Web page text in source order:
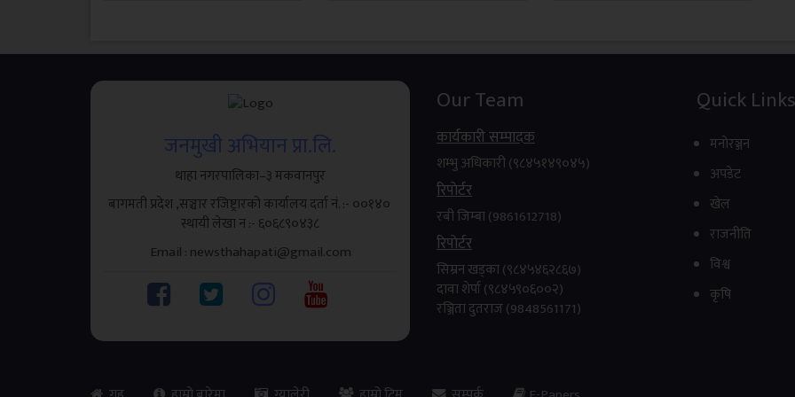
जनमुखी अभियान प्रा.लि.
थाहा नगरपालिका–३ मकवानपुर
बागमती प्रदेश ,सञ्चार रजिष्ट्रारको कार्यालय दर्ता नं. :- ००१४०
स्थायी लेखा न‌‍ :- ६०६८९०४३८
Email : newsthahapati@gmail.com
Our Team
कार्यकारी सम्पादक
शम्भु अधिकारी (९८४५१४९०४५)
रिपाेर्टर
रबी जिम्बा (9861612718)
रिपाेर्टर
सिम्रन खड्का (९८४५४६२८६७)
दावा शेर्पा (९८४५९०६००२)
रञ्जिता दुतराज (9848561171)
Quick Links
मनाेरञ्जन
अपडेट
खेल
राजनीति
विश्व
कृषि